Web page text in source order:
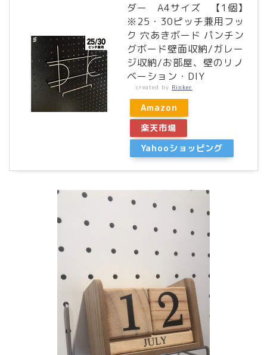
ダー A4サイズ 【1個】
※25・30ピッチ兼用フッ
ク 穴あきボード パンチン
グボード壁面収納/ガレー
ジ収納/お部屋、壁のリノ
ベーション・DIY
created by Rinker
Amazon
楽天市場
Yahooショッピング